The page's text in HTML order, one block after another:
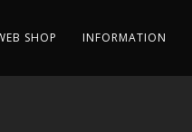
SHOP INFORMATION